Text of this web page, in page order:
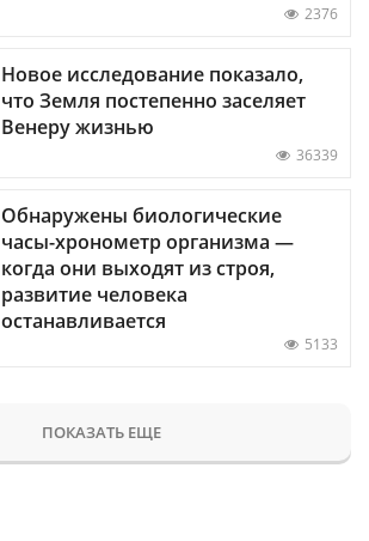
2376
Новое исследование показало,
что Земля постепенно заселяет
Венеру жизнью
36339
Обнаружены биологические
часы-хронометр организма —
когда они выходят из строя,
развитие человека
останавливается
5133
ПОКАЗАТЬ ЕЩЕ